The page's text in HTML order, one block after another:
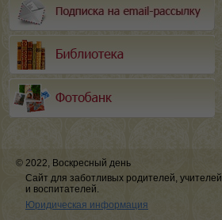
© 2022, Воскресный день
Сайт для заботливых родителей, учителей
и воспитателей.
Юридическая информация